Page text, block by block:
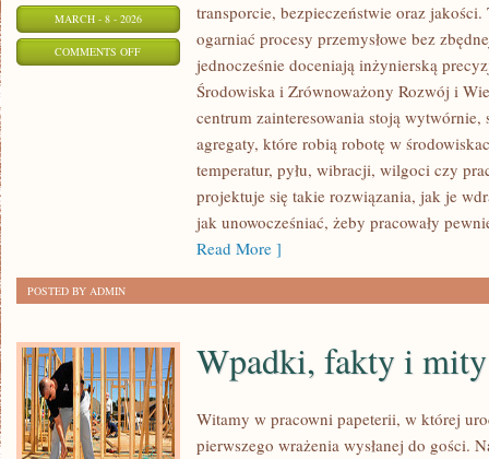
MARCH - 8 - 2026
COMMENTS OFFON
PRZEMYSŁ
transporcie, bezpieczeństwie oraz
ogarniać procesy przemysłowe bez
jednocześnie doceniają inżynierską
Środowiska i Zrównoważony Rozwój i
centrum zainteresowania stoją wytwórnie,
agregaty, które robią robotę w
temperatur, pyłu, wibracji, wilgoci czy
projektuje się takie rozwiązania, jak je
jak unowocześniać, żeby pracowały
Read More ]
POSTED BY ADMIN
Wpadki, fakty i
Witamy w pracowni papeterii, w której
pierwszego wrażenia wysłanej do gości.